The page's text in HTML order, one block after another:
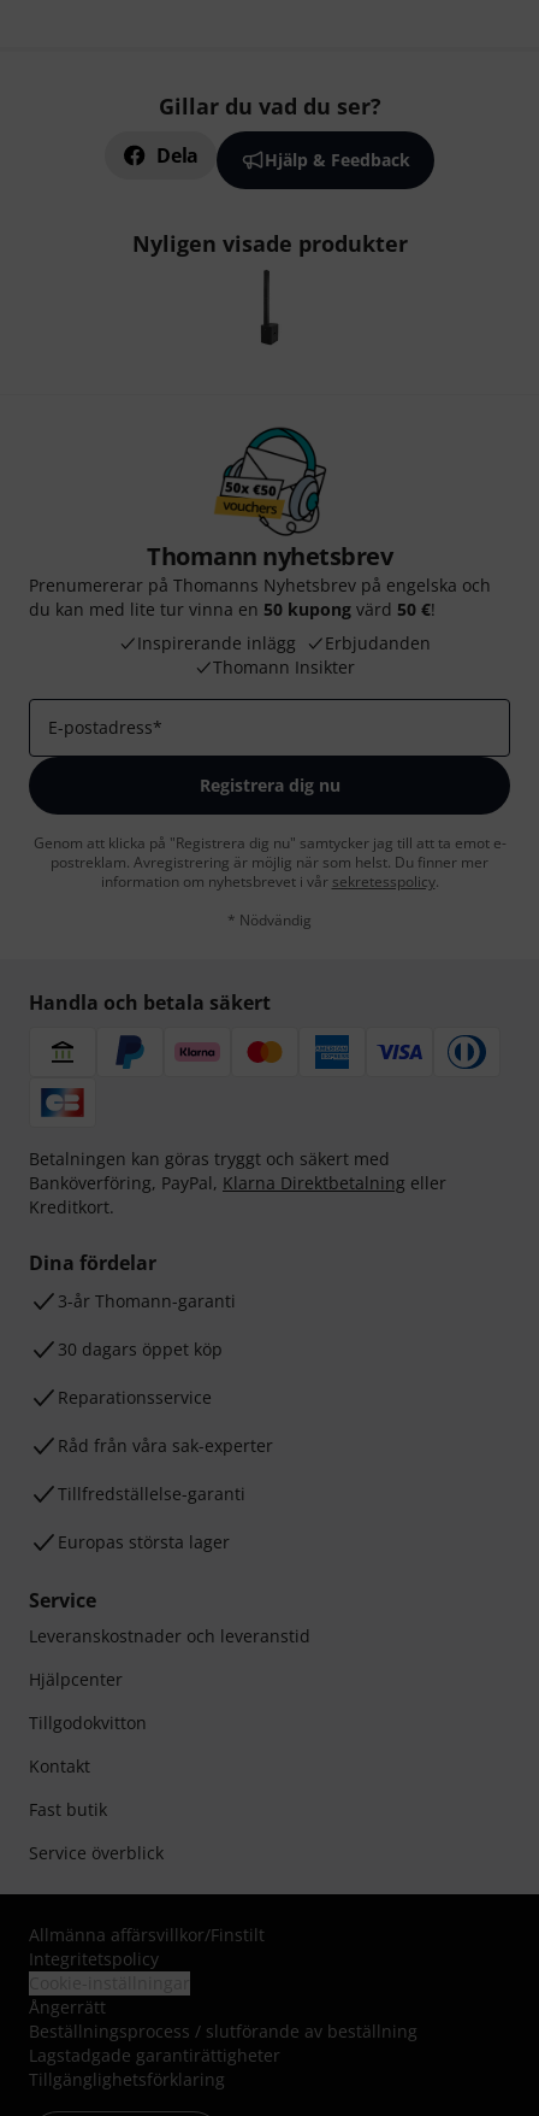
Gillar du vad du ser?
Dela Hjälp & Feedback
Nyligen visade produkter
Thomann nyhetsbrev
Prenumererar på Thomanns Nyhetsbrev på engelska och
du kan med lite tur vinna en 50 kupong värd 50 €!
Inspirerande inlägg
Erbjudanden
Thomann Insikter
E-postadress*
Registrera dig nu
Genom att klicka på "Registrera dig nu" samtycker jag till att ta emot e-
postreklam. Avregistrering är möjlig när som helst. Du finner mer
information om nyhetsbrevet i vår sekretesspolicy.
* Nödvändig
Handla och betala säkert
Betalningen kan göras tryggt och säkert med
Banköverföring, PayPal, Klarna Direktbetalning eller
Kreditkort.
Dina fördelar
3-år Thomann-garanti
30 dagars öppet köp
Reparationsservice
Råd från våra sak-experter
Tillfredställelse-garanti
Europas största lager
Service
Leveranskostnader och leveranstid
Hjälpcenter
Tillgodokvitton
Kontakt
Fast butik
Service överblick
Allmänna affärsvillkor/Finstilt
Integritetspolicy
Ångerrätt
Beställningsprocess / slutförande av beställning
Lagstadgade garantirättigheter
Tillgänglighetsförklaring